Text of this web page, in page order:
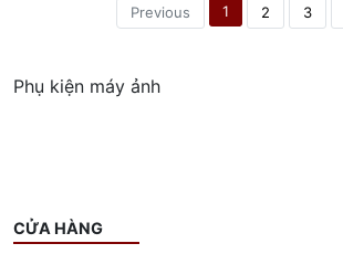
Previous 1 2 3
Phụ kiện máy ảnh
CỬA HÀNG